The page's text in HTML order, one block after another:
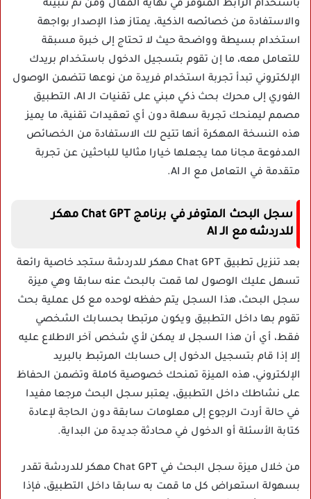
باستخدام الرابط المتوفر في نهاية المقال ومن ثم تثبيته
والاستفادة من خصائصه الذكية، يمتاز هذا الإصدار بواجهة
استخدام بسيطة وواضحة حيث لا تحتاج إلى خبرة مسبقة
للتعامل معه، ما إن تقوم بتسجيل الدخول باستخدام بريدك
الإلكتروني تبدأ تجربة استخدام فريدة من نوعها تتضمن الوصول
الفوري إلى محرك بحث ذكي مبني على تقنيات الـ AI، التطبيق
مصمم ليمنحك تجربة سهلة دون أي تعقيدات تقنية، ما يميز
هذه النسخة المهكرة أنها تتيح لك الاستفادة من الخصائص
المدفوعة مجانا مما يجعلها خيارا مثاليا للباحثين عن تجربة
متقدمة في التعامل مع الـ AI.
سجل البحث المتوفر في برنامج Chat GPT مهكر
للدردشه مع الـ AI
بعد تنزيل تطبيق Chat GPT مهكر للدردشة ستجد خاصية رائعة
تسهل عليك الوصول لما قمت بالبحث عنه سابقا وهي ميزة
سجل البحث، هذا السجل يتم حفظه لوحده مع كل عملية بحث
تقوم بها داخل التطبيق ويكون مرتبطا بحسابك الشخصي
فقط، أي أن هذا السجل لا يمكن لأي شخص آخر الاطلاع عليه
إلا إذا قام بتسجيل الدخول إلى حسابك المرتبط بالبريد
الإلكتروني، هذه الميزة تمنحك خصوصية كاملة وتضمن الحفاظ
على نشاطك داخل التطبيق، يعتبر سجل البحث مرجعا مفيدا
في حالة أردت الرجوع إلى معلومات سابقة دون الحاجة لإعادة
كتابة الأسئلة أو الدخول في محادثة جديدة من البداية.
من خلال ميزة سجل البحث في Chat GPT مهكر للدردشة تقدر
بسهولة استعراض كل ما قمت به سابقا داخل التطبيق، فإذا